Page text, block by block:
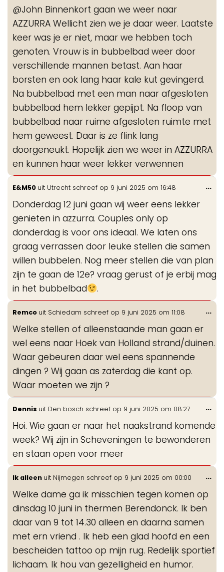
@John Binnenkort gaan we weer naar
AZZURRA Wellicht zien we je daar weer. Laatste
keer was je er niet, maar we hebben toch
genoten. Vrouw is in bubbelbad weer door
verschillende mannen betast. Aan haar
borsten en ook lang haar kale kut gevingerd.
Na bubbelbad met een man naar afgesloten
bubbelbad hem lekker gepijpt. Na floop van
bubbelbad naar ruime afgesloten ruimte met
hem geweest. Daar is ze flink lang
doorgeneukt. Hopelijk zien we weer in AZZURRA
en kunnen haar weer lekker verwennen
E&M50 uit Utrecht schreef op 9 juni 2025 om 16:48
Donderdag 12 juni gaan wij weer eens lekker
genieten in azzurra. Couples only op
donderdag is voor ons ideaal. We laten ons
graag verrassen door leuke stellen die samen
willen bubbelen. Nog meer stellen die van plan
zijn te gaan de 12e? vraag gerust of je erbij mag
in het bubbelbad
.
...
Remco uit Schiedam schreef op 9 juni 2025 om 11:08
Welke stellen of alleenstaande man gaan er
wel eens naar Hoek van Holland strand/duinen.
Waar gebeuren daar wel eens spannende
dingen ? Wij gaan as zaterdag die kant op.
Waar moeten we zijn ?
...
Dennis uit Den bosch schreef op 9 juni 2025 om 08:27
Hoi. Wie gaan er naar het naakstrand komende
week? Wij zijn in Scheveningen te bewonderen
en staan open voor meer
...
Ik alleen uit Nijmegen schreef op 9 juni 2025 om 00:00
Welke dame ga ik misschien tegen komen op
dinsdag 10 juni in thermen Berendonck. Ik ben
daar van 9 tot 14.30 alleen en daarna samen
met ern vriend . Ik heb een glad hoofd en een
bescheiden tattoo op mijn rug. Redelijk sportief
lichaam. Ik hou van gezelligheid en humor.
...